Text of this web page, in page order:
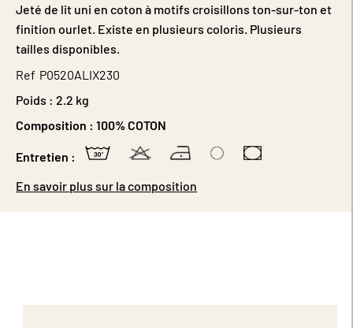
Jeté de lit uni en coton à motifs croisillons ton-sur-ton et
finition ourlet. Existe en plusieurs coloris. Plusieurs
tailles disponibles.
Ref P0520ALIX230
Poids : 2.2 kg
Composition : 100% COTON
Entretien :
En savoir plus sur la composition